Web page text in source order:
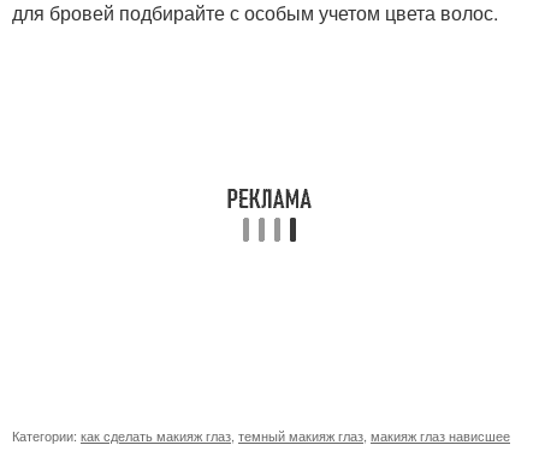
для бровей подбирайте с особым учетом цвета волос.
Категории: как сделать макияж глаз темный макияж глаз макияж глаз нависшее